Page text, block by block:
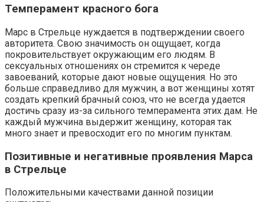
Темперамент красного бога
Марс в Стрельце нуждается в подтверждении своего
авторитета. Свою значимость он ощущает, когда
покровительствует окружающим его людям. В
сексуальных отношениях он стремится к череде
завоеваний, которые дают новые ощущения. Но это
больше справедливо для мужчин, а вот женщины хотят
создать крепкий брачный союз, что не всегда удается
достичь сразу из-за сильного темперамента этих дам. Не
каждый мужчина выдержит женщину, которая так
много знает и превосходит его по многим пунктам.
Позитивные и негативные проявления Марса
в Стрельце
Положительными качествами данной позиции